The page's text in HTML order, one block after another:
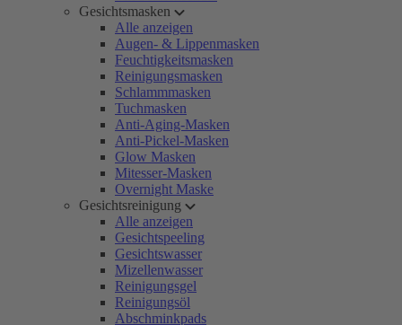
Gesichtsmasken
Alle anzeigen
Augen- & Lippenmasken
Feuchtigkeitsmasken
Reinigungsmasken
Schlammmasken
Tuchmasken
Anti-Aging-Masken
Anti-Pickel-Masken
Glow Masken
Mitesser-Masken
Overnight Maske
Gesichtsreinigung
Alle anzeigen
Gesichtspeeling
Gesichtswasser
Mizellenwasser
Reinigungsgel
Reinigungsöl
Abschminkpads